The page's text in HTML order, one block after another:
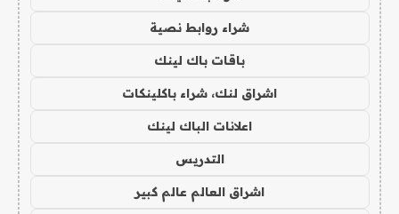
شراء روابط نصية
باقات باك لينك
اشراق لنك، شراء باكلينكات
اعلانات الباك لينك
التدريس
اشراق العالم عالم كبير